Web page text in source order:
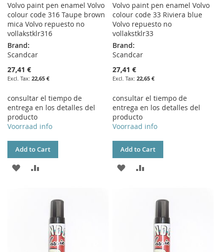
Volvo paint pen enamel Volvo
colour code 316 Taupe brown
mica Volvo repuesto no
vollakstklr316
Brand:
Scandcar
27,41 €
22,65 €
consultar el tiempo de
entrega en los detalles del
producto
Voorraad info
Add to Cart
ADD
COMPARE
Volvo paint pen enamel Volvo
colour code 33 Riviera blue
Volvo repuesto no
vollakstklr33
Brand:
Scandcar
27,41 €
22,65 €
consultar el tiempo de
entrega en los detalles del
producto
Voorraad info
Add to Cart
ADD
COMPARE